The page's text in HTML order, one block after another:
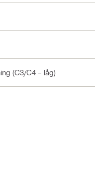
(C3/C4 – låg)